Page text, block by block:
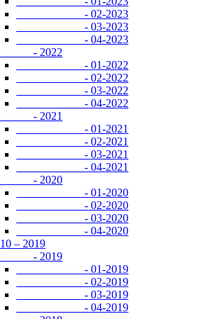
- 02-2023
- 03-2023
- 04-2023
2022
- 01-2022
- 02-2022
- 03-2022
- 04-2022
2021
- 01-2021
- 02-2021
- 03-2021
- 04-2021
2020
- 01-2020
- 02-2020
- 03-2020
- 04-2020
– 2019
2019
- 01-2019
- 02-2019
- 03-2019
- 04-2019